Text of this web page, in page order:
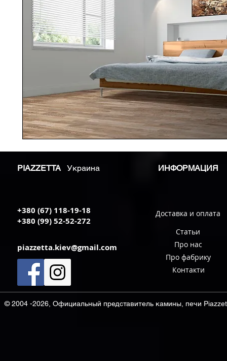
PIAZZETTA Украина ИНФОРМАЦИЯ
+380 (67) 118-19-18
+380 (99) 52-52-272
Доставка и оплата
Статьи
piazzetta.kiev@gmail.com
Про нас
Про фабрику
Контакти
© 2004 -2026, Официальный представитель камины, печи